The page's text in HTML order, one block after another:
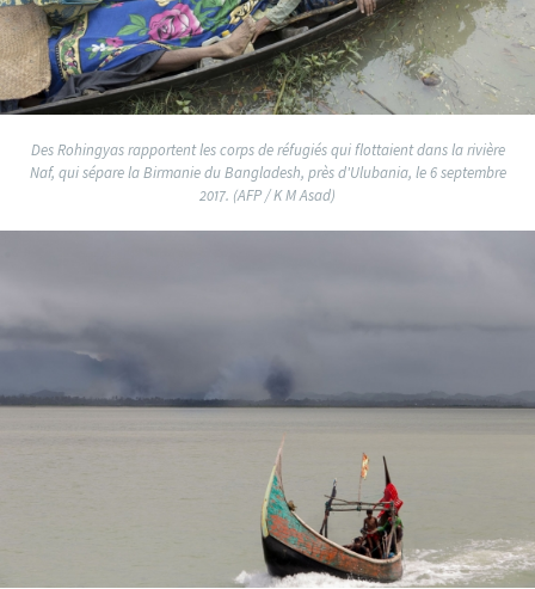
Des Rohingyas rapportent les corps de réfugiés qui flottaient dans la rivière
Naf, qui sépare la Birmanie du Bangladesh, près d'Ulubania, le 6 septembre
2017. (AFP / K M Asad)